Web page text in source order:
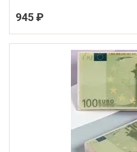
945 ₽